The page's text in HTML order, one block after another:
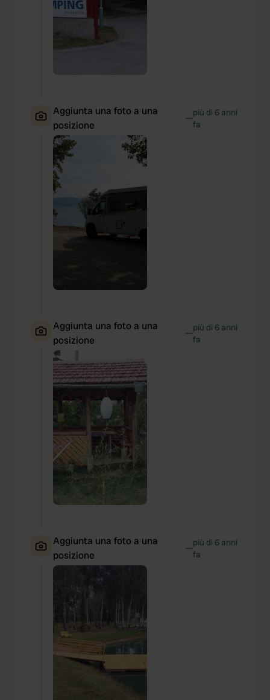
Aggiunta una foto a una
posizione
—più di 6 anni
fa
Aggiunta una foto a una
posizione
—più di 6 anni
fa
Aggiunta una foto a una
posizione
—più di 6 anni
fa